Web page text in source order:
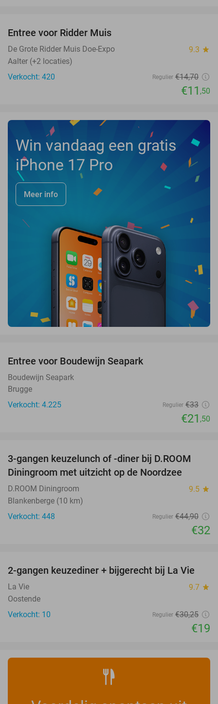
Entree voor Ridder Muis
De Grote Ridder Muis Doe-Expo 9.3 star
Aalter (+2 locaties)
Verkocht: 420
Regulier €14,70
€11 ,50
Win vandaag een gratis
iPhone 17 Pro
Meer info
Entree voor Boudewijn Seapark
Boudewijn Seapark
Brugge
Verkocht: 4.225
Regulier €33
€21 ,50
29%
3-gangen keuzelunch of -diner bij D.ROOM
Diningroom met uitzicht op de Noordzee
D.ROOM Diningroom 9.5 star
Blankenberge (10 km)
Verkocht: 448
Regulier €44,90
€32
37%
NEW
TODAY
2-gangen keuzediner + bijgerecht bij La Vie
La Vie 9.7 star
Oostende
Verkocht: 10
Regulier €30,25
€19